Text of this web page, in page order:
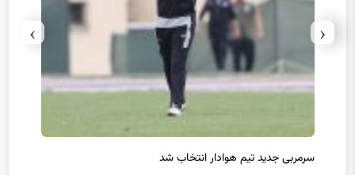
سرمربی جدید تیم هوادار انتخاب شد
‹
›